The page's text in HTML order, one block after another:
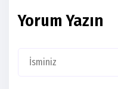
Yorum Yazın